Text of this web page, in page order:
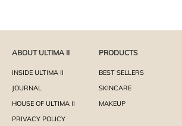
ABOUT ULTIMA II
INSIDE ULTIMA II
JOURNAL
HOUSE OF ULTIMA II
PRIVACY POLICY
PRODUCTS
BEST SELLERS
SKINCARE
MAKEUP